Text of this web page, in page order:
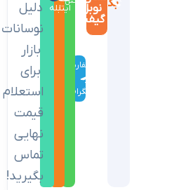
بگیرید
نوبل
گیفت
سفارش
در
تلگرام
ایتابله
دلیل
نوسانات
بازار
برای
استعلام
قیمت
نهایی
تماس
بگیرید!